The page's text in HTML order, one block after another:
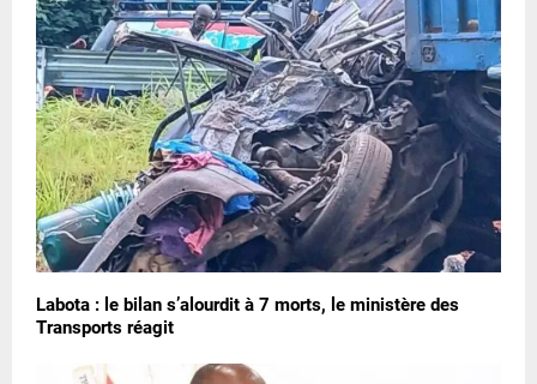
Labota : le bilan s’alourdit à 7 morts, le ministère des
Transports réagit